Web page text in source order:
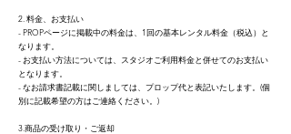
2. 料金、お支払い
- PROPページに掲載中の料金は、1回の基本レンタル料金（税込）と
なり ます。
- お支払い方法については、スタジオご利用料金と併せてのお支払い
となります。
- なお請求書記載に関しましては、プロップ代と表記いたします。(個
別に記載希望の方はご連絡ください。)
3.商品の受け取り・ご返却